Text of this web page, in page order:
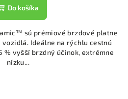
Do košíka
sú prémiové brzdové platne
Ideálne na rýchlu cestnú
% vyšší brzdný účinok, extrémne
nízku...